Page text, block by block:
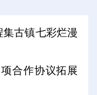
古镇七彩烂漫
合作协议拓展